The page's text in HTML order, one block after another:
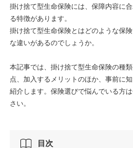
掛け捨て型生命保険には、保障内容に
る特徴があります。
掛け捨て型生命保険とはどのような保
な違いがあるのでしょうか。
本記事では、掛け捨て型生命保険の種
点、加入するメリットのほか、事前に
紹介します。保険選びで悩んでいる方
さい。
目次